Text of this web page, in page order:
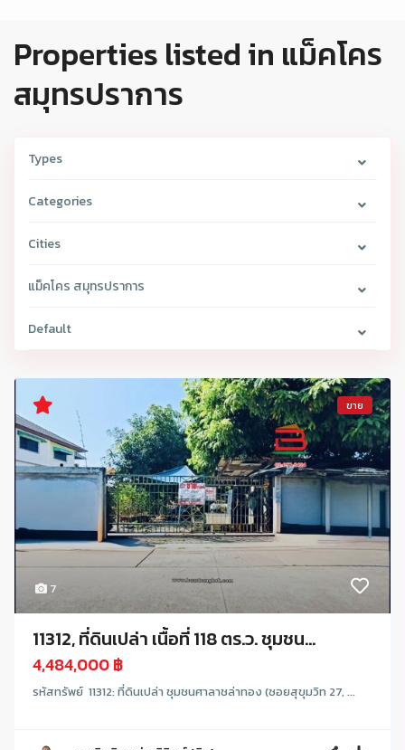
Properties listed in แม็คโคร
สมุทรปราการ
Types
Categories
Cities
แม็คโคร สมุทรปราการ
Default
7
ขาย
11312, ที่ดินเปล่า เนื้อที่ 118 ตร.ว. ชุมชน...
4,484,000 ฿
รหัสทรัพย์ 11312: ที่ดินเปล่า ชุมชนศาลาชล่าทอง (ซอยสุขุมวิท 27, ...